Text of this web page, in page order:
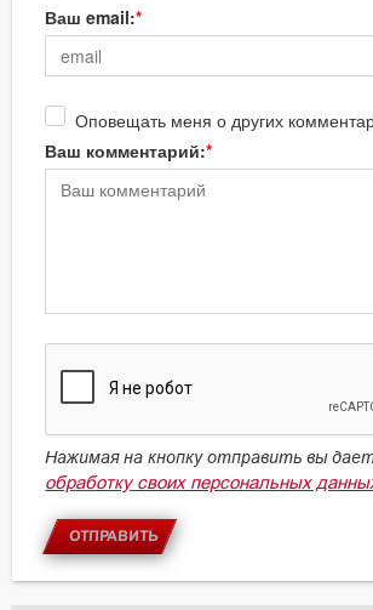
Ваш email:
Оповещать меня о других
Ваш комментарий:
Нажимая на кнопку отправить вы
обработку своих персональных
ОТПРАВИТЬ